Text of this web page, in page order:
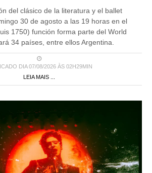
del clásico de la literatura y el ballet
30 de agosto a las 19 horas en el
1750) función forma parte del World
34 países, entre ellos Argentina.
DIA 07/08/2026 ÀS 02H29MIN
LEIA MAIS ...